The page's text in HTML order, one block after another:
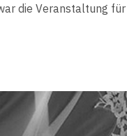
die Veranstaltung